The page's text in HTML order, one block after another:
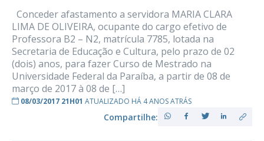
Conceder afastamento a servidora MARIA CLARA
LIMA DE OLIVEIRA, ocupante do cargo efetivo de
Professora B2 – N2, matrícula 7785, lotada na
Secretaria de Educação e Cultura, pelo prazo de 02
(dois) anos, para fazer Curso de Mestrado na
Universidade Federal da Paraíba, a partir de 08 de
março de 2017 à 08 de […]
08/03/2017 21H01 ATUALIZADO HÁ 4 ANOS ATRÁS
Compartilhe: